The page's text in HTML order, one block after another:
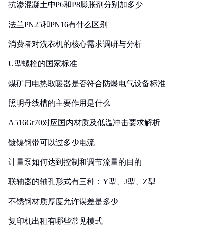
抗渗混凝土中P6和P8膨胀剂分别加多少
法兰PN25和PN16有什么区别
消费者对洗衣机的核心需求调研与分析
U型螺栓的国家标准
煤矿用电热取暖器是否符合防爆电气设备标准
照明母线槽的主要作用是什么
A516Gr70对应国内材质及低温冲击要求解析
镀镍钢带可以过多少电流
计量泵如何达到控制和调节流量的目的
联轴器的轴孔形式有三种：Y型、J型、Z型
不锈钢材质厚度允许误差是多少
复印机出租有哪些常见模式